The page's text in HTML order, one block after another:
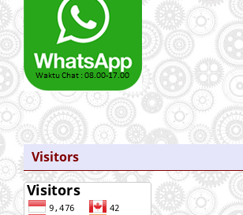
Visitors